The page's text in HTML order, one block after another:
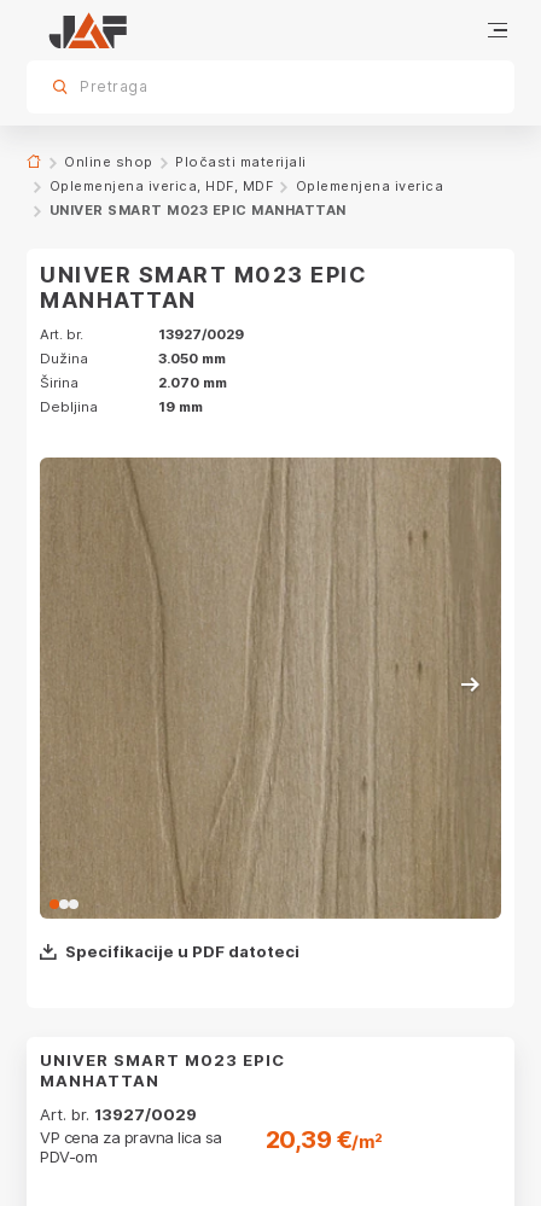
sr.skip-to.main-content
sr.skip-to.table-of-contents
sr.skip-to.main-navigation
Specifikacije
Karakteristike
Pretraga
Online shop
Pločasti materijali
Oplemenjena iverica, HDF, MDF
Oplemenjena iverica
UNIVER SMART M023 EPIC MANHATTAN
UNIVER SMART M023 EPIC
MANHATTAN
Art. br.
13927/0029
Dužina
3.050 mm
Širina
2.070 mm
Debljina
19 mm
Specifikacije u PDF datoteci
UNIVER SMART M023 EPIC
MANHATTAN
Art. br. 13927/0029
VP cena za pravna lica sa
PDV-om
20,39 €/m²